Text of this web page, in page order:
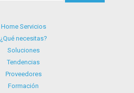
Home Servicios
¿Qué necesitas?
Soluciones
Tendencias
Proveedores
Formación